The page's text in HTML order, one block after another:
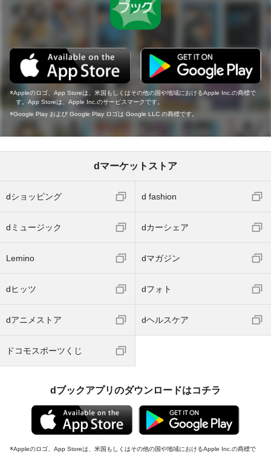
Appleのロゴ、App Storeは、米国もしくはその他の国や地域におけるApple Inc.の商標で
す。App Storeは、Apple Inc.のサービスマークです。
Google Play および Google Play ロゴは Google LLC の商標です。
dマーケットストア
dショッピング d fashion
dミュージック dカーシェア
Lemino dマガジン
dヒッツ dフォト
dアニメストア dヘルスケア
ドコモスポーツくじ
dブックアプリのダウンロードはコチラ
Appleのロゴ、App Storeは、米国もしくはその他の国や地域におけるApple Inc.の商標で